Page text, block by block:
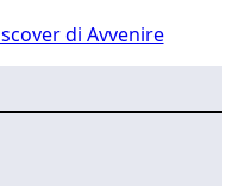
di Avvenire